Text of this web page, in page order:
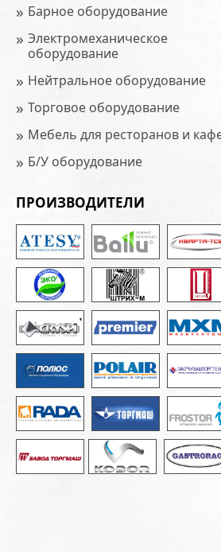
» Барное оборудование
» Электромеханическое
оборудование
» Нейтральное оборудование
» Торговое оборудование
» Мебель для ресторанов и
» Б/У оборудование
ПРОИЗВОДИТЕЛИ